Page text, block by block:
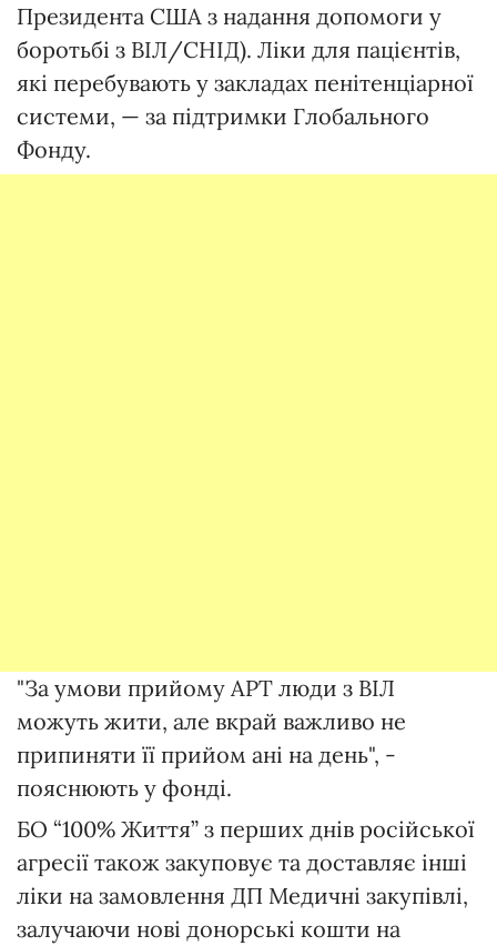
Президента США з надання допомоги у
боротьбі з ВІЛ/СНІД). Ліки для пацієнтів,
які перебувають у закладах пенітенціарної
системи, — за підтримки Глобального
Фонду.
"За умови прийому АРТ люди з ВІЛ
можуть жити, але вкрай важливо не
припиняти її прийом ані на день", -
пояснюють у фонді.
БО “100% Життя” з перших днів російської
агресії також закуповує та доставляє інші
ліки на замовлення ДП Медичні закупівлі,
залучаючи нові донорські кошти на